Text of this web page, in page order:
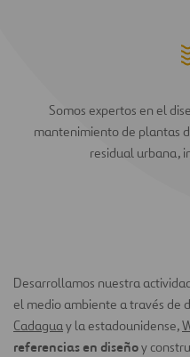
Somos expertos en el
mantenimiento de plantas
residual urbana,
Desarrollamos nuestra
el medio ambiente a través de
Cadaguay la estadounidense,
referencias en diseñoy